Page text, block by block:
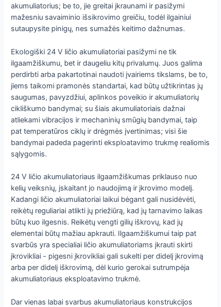
akumuliatorius; be to, jie greitai įkraunami ir pasižymi
mažesniu savaiminio išsikrovimo greičiu, todėl ilgainiui
sutaupysite pinigų, nes sumažės keitimo dažnumas.
Ekologiški 24 V ličio akumuliatoriai pasižymi ne tik
ilgaamžiškumu, bet ir daugeliu kitų privalumų. Juos galima
perdirbti arba pakartotinai naudoti įvairiems tikslams, be to,
jiems taikomi pramonės standartai, kad būtų užtikrintas jų
saugumas, pavyzdžiui, aplinkos poveikio ir akumuliatorių
cikliškumo bandymai; su šiais akumuliatoriais dažnai
atliekami vibracijos ir mechaninių smūgių bandymai, taip
pat temperatūros ciklų ir drėgmės įvertinimas; visi šie
bandymai padeda pagerinti eksploatavimo trukmę realiomis
sąlygomis.
24 V ličio akumuliatoriaus ilgaamžiškumas priklauso nuo
kelių veiksnių, įskaitant jo naudojimą ir įkrovimo modelį.
Kadangi ličio akumuliatoriai laikui bėgant gali nusidėvėti,
reikėtų reguliariai atlikti jų priežiūrą, kad jų tarnavimo laikas
būtų kuo ilgesnis. Reikėtų vengti gilių iškrovų, kad jų
elementai būtų mažiau apkrauti. Ilgaamžiškumui taip pat
svarbūs yra specialiai ličio akumuliatoriams įkrauti skirti
įkrovikliai - pigesni įkrovikliai gali sukelti per didelį įkrovimą
arba per didelį iškrovimą, dėl kurio gerokai sutrumpėja
akumuliatoriaus eksploatavimo trukmė.
Dar vienas labai svarbus akumuliatoriaus konstrukcijos